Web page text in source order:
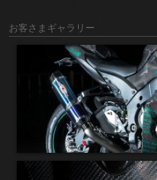
お客さまギャラリー